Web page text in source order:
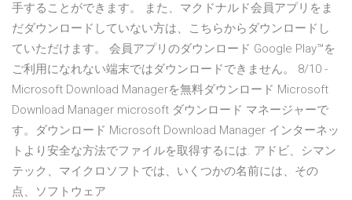
手することができます。 また、マクドナルド会員アプリをま
だダウンロードしていない方は、こちらからダウンロードし
ていただけます。 会員アプリのダウンロード Google Play™を
ご利用になれない端末ではダウンロードできません。 8/10 -
Microsoft Download Managerを無料ダウンロード Microsoft
Download Manager microsoft ダウンロード マネージャーで
す。ダウンロード Microsoft Download Manager インターネッ
トより安全な方法でファイルを取得するには. アドビ、シマン
テック、マイクロソフトでは、いくつかの名前には、その
点、ソフトウェア